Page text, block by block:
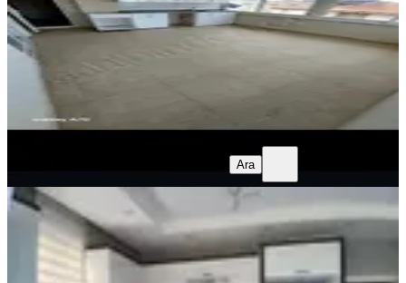
2+1·85 m²·3. Kat·04.08.2026
MANAVGAT 07 EMLAK
Ara
Ara
YENİ
Sarılar Merkezde Kiralık Dublex
Daire
Manavgat, Sarılar Mahallesi